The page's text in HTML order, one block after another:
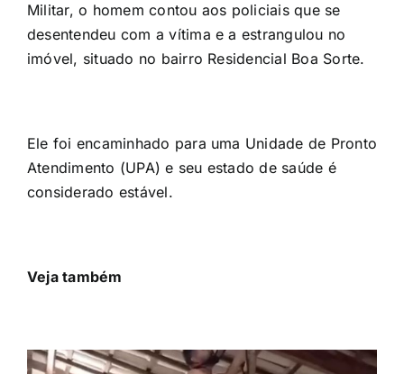
Militar, o homem contou aos policiais que se
desentendeu com a vítima e a estrangulou no
imóvel, situado no bairro Residencial Boa Sorte.
Ele foi encaminhado para uma Unidade de Pronto
Atendimento (UPA) e seu estado de saúde é
considerado estável.
Veja também